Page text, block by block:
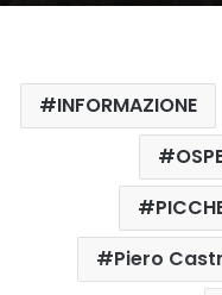
INFORMAZIONE
Piero